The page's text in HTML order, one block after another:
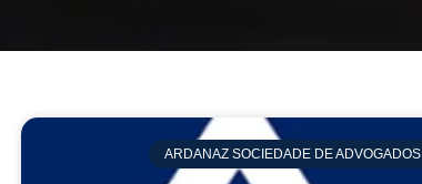
ARDANAZ SOCIEDADE DE ADVOGADOS